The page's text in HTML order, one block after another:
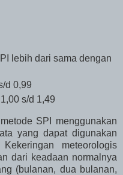
lebih dari sama dengan
d 0,99
s/d 1,49
SPI menggunakan
yang dapat digunakan
meteorologis
dari keadaan normalnya
(bulanan, dua bulanan,